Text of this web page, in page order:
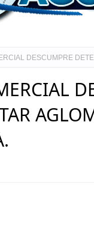
DESCUMPRE